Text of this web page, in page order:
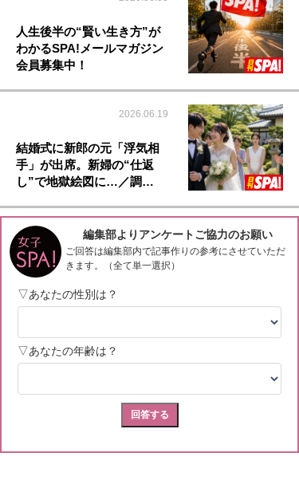
人生後半の“賢い生き方”が
わかるSPA!メールマガジン
会員募集中！
2026.06.19
結婚式に新郎の元「浮気相
手」が出席。新婦の“仕返
し”で地獄絵図に…／調…